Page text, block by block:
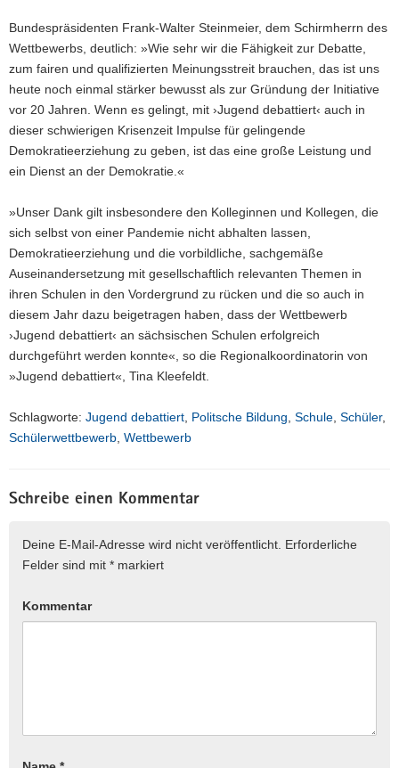
Bundespräsidenten Frank-Walter Steinmeier, dem Schirmherrn des
Wettbewerbs, deutlich: »Wie sehr wir die Fähigkeit zur Debatte,
zum fairen und qualifizierten Meinungsstreit brauchen, das ist uns
heute noch einmal stärker bewusst als zur Gründung der Initiative
vor 20 Jahren. Wenn es gelingt, mit ›Jugend debattiert‹ auch in
dieser schwierigen Krisenzeit Impulse für gelingende
Demokratieerziehung zu geben, ist das eine große Leistung und
ein Dienst an der Demokratie.«
»Unser Dank gilt insbesondere den Kolleginnen und Kollegen, die
sich selbst von einer Pandemie nicht abhalten lassen,
Demokratieerziehung und die vorbildliche, sachgemäße
Auseinandersetzung mit gesellschaftlich relevanten Themen in
ihren Schulen in den Vordergrund zu rücken und die so auch in
diesem Jahr dazu beigetragen haben, dass der Wettbewerb
›Jugend debattiert‹ an sächsischen Schulen erfolgreich
durchgeführt werden konnte«, so die Regionalkoordinatorin von
»Jugend debattiert«, Tina Kleefeldt.
Schlagworte: Jugend debattiert, Politsche Bildung, Schule, Schüler,
Schülerwettbewerb, Wettbewerb
Schreibe einen Kommentar
Deine E-Mail-Adresse wird nicht veröffentlicht. Erforderliche
Felder sind mit * markiert
Kommentar